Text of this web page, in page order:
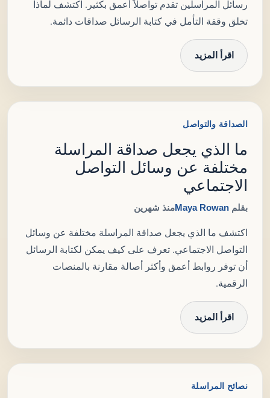
رسائل المراسلين تقدم تواصلاً أعمق بكثير. اكتشف لماذا
تخلق وقفة التأمل في كتابة الرسائل صداقات دائمة.
اقرأ المزيد
الصداقة والتواصل
ما الذي يجعل صداقة المراسلة
مختلفة عن وسائل التواصل
الاجتماعي
بقلم Maya Rowanمنذ شهرين
اكتشف ما الذي يجعل صداقة المراسلة مختلفة عن وسائل
التواصل الاجتماعي. تعرف على كيف يمكن لكتابة الرسائل
أن توفر روابط أعمق وأكثر أصالة مقارنة بالمنصات
الرقمية.
اقرأ المزيد
نصائح المراسلة